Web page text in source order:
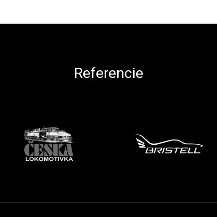
Referencie